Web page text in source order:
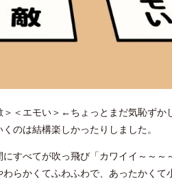
＜エモい＞←ちょっとまだ気恥ず
のは結構楽しかったりしました。
すべてが吹っ飛び「カワイイ～～～
らかくてふわふわで、あったかく